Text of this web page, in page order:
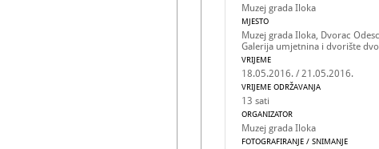
Muzej grada Iloka
MJESTO
Muzej grada Iloka, Dvorac
Galerija umjetnina i dvorište
VRIJEME
18.05.2016. / 21.05.2016.
VRIJEME ODRŽAVANJA
13 sati
ORGANIZATOR
Muzej grada Iloka
FOTOGRAFIRANJE / SNIMANJE